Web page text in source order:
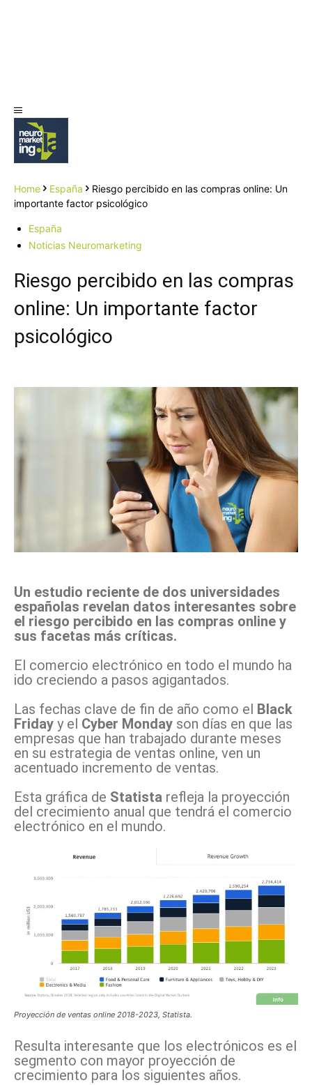
Home España
Riesgo percibido en las compras online: Un
importante factor psicológico
España
Noticias Neuromarketing
Riesgo percibido en las compras
online: Un importante factor
psicológico
Un estudio reciente de dos universidades
españolas revelan datos interesantes sobre
el riesgo percibido en las compras online y
sus facetas más críticas.
El comercio electrónico en todo el mundo ha
ido creciendo a pasos agigantados.
Las fechas clave de fin de año como el Black
Friday y el Cyber Monday son días en que las
empresas que han trabajado durante meses
en su estrategia de ventas online, ven un
acentuado incremento de ventas.
Esta gráfica de Statista refleja la proyección
del crecimiento anual que tendrá el comercio
electrónico en el mundo.
Proyección de ventas online 2018-2023, Statista.
Resulta interesante que los electrónicos es el
segmento con mayor proyección de
crecimiento para los siguientes años.